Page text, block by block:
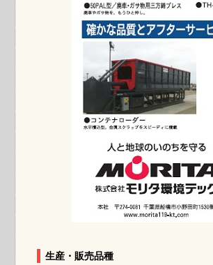
生産・販売品種